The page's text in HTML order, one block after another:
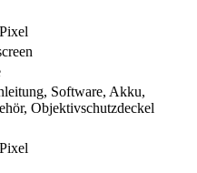
Software, Akku,
Objektivschutzdeckel